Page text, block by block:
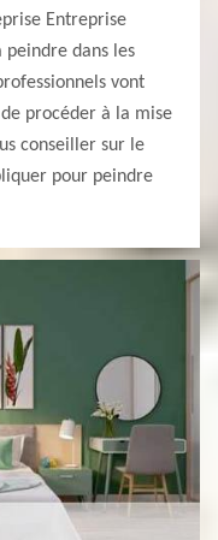
Entreprise
peindre dans les
vont
procéder à la mise
conseiller sur le
pour peindre